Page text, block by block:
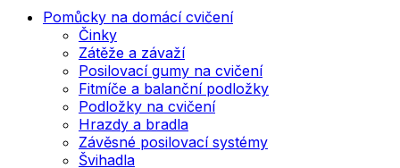
Pomůcky na domácí cvičení
Činky
Zátěže a závaží
Posilovací gumy na cvičení
Fitmíče a balanční podložky
Podložky na cvičení
Hrazdy a bradla
Závěsné posilovací systémy
Švihadla